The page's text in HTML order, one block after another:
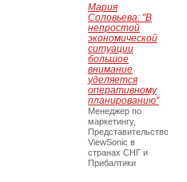
Мария
Соловьева: "В
непростой
экономической
ситуации
большое
внимание
уделяется
оперативному
планированию"
Менеджер по
маркетингу,
Представительство
ViewSonic в
странах СНГ и
Прибалтики